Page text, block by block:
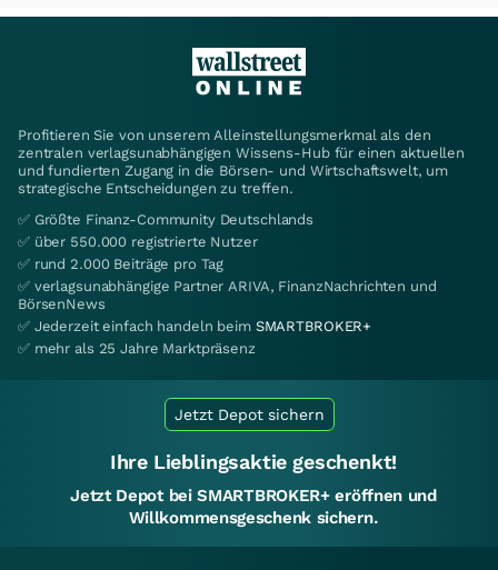
Profitieren Sie von unserem Alleinstellungsmerkmal als den
zentralen verlagsunabhängigen Wissens-Hub für einen aktuellen
und fundierten Zugang in die Börsen- und Wirtschaftswelt, um
strategische Entscheidungen zu treffen.
✅ Größte Finanz-Community Deutschlands
✅ über 550.000 registrierte Nutzer
✅ rund 2.000 Beiträge pro Tag
✅ verlagsunabhängige Partner ARIVA, FinanzNachrichten und
BörsenNews
✅ Jederzeit einfach handeln beim SMARTBROKER+
✅ mehr als 25 Jahre Marktpräsenz
Jetzt Depot sichern
Ihre Lieblingsaktie geschenkt!
Jetzt Depot bei SMARTBROKER+ eröffnen und
Willkommensgeschenk sichern.